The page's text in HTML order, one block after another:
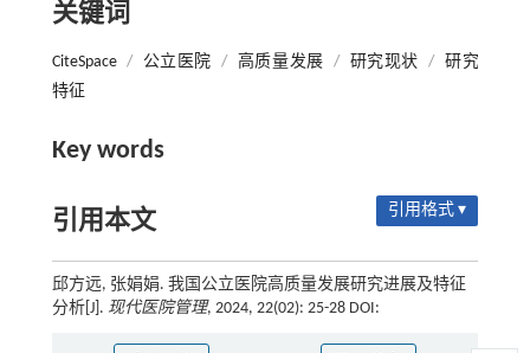
关键词
CiteSpace / 公立医院 / 高质量发展 / 研究现状 / 研究
特征
Key words
引用本文 引用格式 ▾
邱方远, 张娟娟. 我国公立医院高质量发展研究进展及特征
分析[J]. 现代医院管理, 2024, 22(02): 25-28 DOI: